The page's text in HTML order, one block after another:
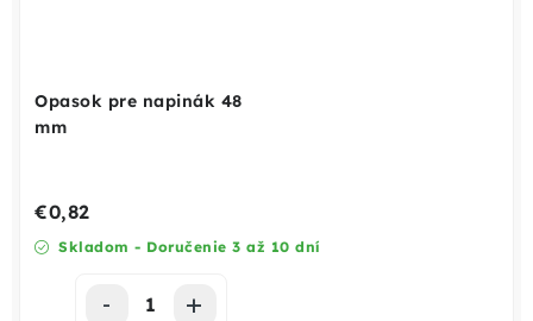
Opasok pre napinák 48
mm
Skladom - Doručenie 3 až 10 dní
€0,82